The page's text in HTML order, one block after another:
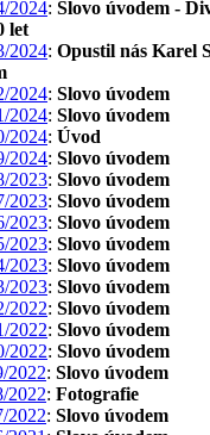
2024: Slovo úvodem -
let
2024: Opustil nás Karel
2024: Slovo úvodem
2024: Slovo úvodem
2024: Úvod
2024: Slovo úvodem
2023: Slovo úvodem
2023: Slovo úvodem
2023: Slovo úvodem
2023: Slovo úvodem
2023: Slovo úvodem
2023: Slovo úvodem
2022: Slovo úvodem
2022: Slovo úvodem
2022: Slovo úvodem
2022: Slovo úvodem
2022: Fotografie
2022: Slovo úvodem